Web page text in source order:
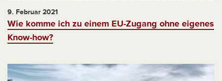
9. Februar 2021
Wie komme ich zu einem EU-Zugang ohne eigenes
Know-how?